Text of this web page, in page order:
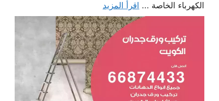
الكهرباء الخاصة ... اقرأ المزيد